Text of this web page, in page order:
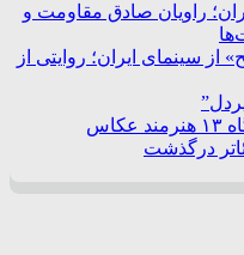
راویان صادق مقاومت و
سینمای ایران؛ روایتی از
درگذشت